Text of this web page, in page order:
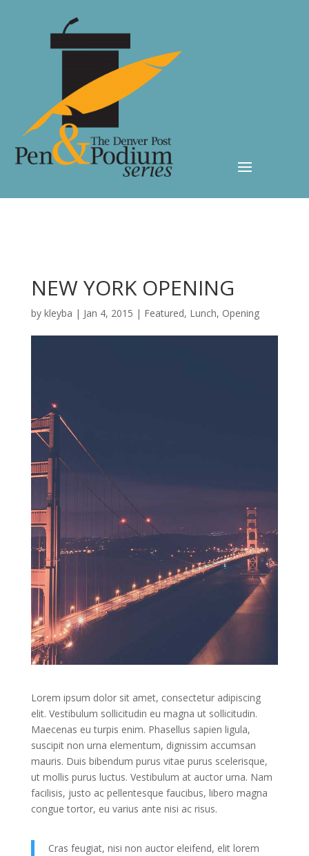
NEW YORK OPENING
by kleyba | Jan 4, 2015 | Featured, Lunch, Opening
Lorem ipsum dolor sit amet, consectetur adipiscing
elit. Vestibulum sollicitudin eu magna ut sollicitudin.
Maecenas eu turpis enim. Phasellus sapien ligula,
suscipit non urna elementum, dignissim accumsan
mauris. Duis bibendum purus vitae purus scelerisque,
ut mollis purus luctus. Vestibulum at auctor urna. Nam
facilisis, justo ac pellentesque faucibus, libero magna
congue tortor, eu varius ante nisi ac risus.
Cras feugiat, nisi non auctor eleifend, elit lorem